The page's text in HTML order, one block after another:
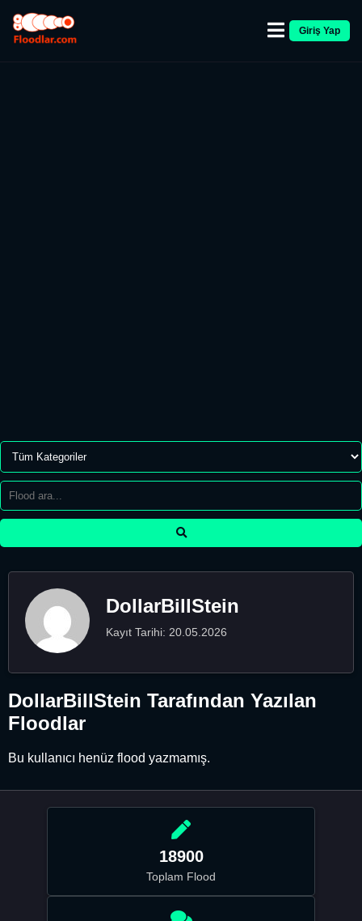
Giriş Yap
DollarBillStein
Kayıt Tarihi: 20.05.2026
DollarBillStein Tarafından Yazılan
Floodlar
Bu kullanıcı henüz flood yazmamış.
18900
Toplam Flood